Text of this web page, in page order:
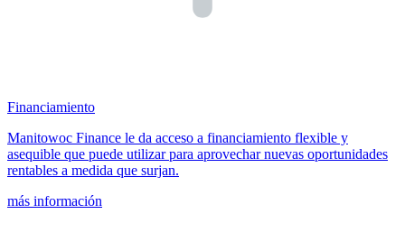
Financiamiento
Manitowoc Finance le da acceso a financiamiento flexible y
asequible que puede utilizar para aprovechar nuevas oportunidades
rentables a medida que surjan.
más información